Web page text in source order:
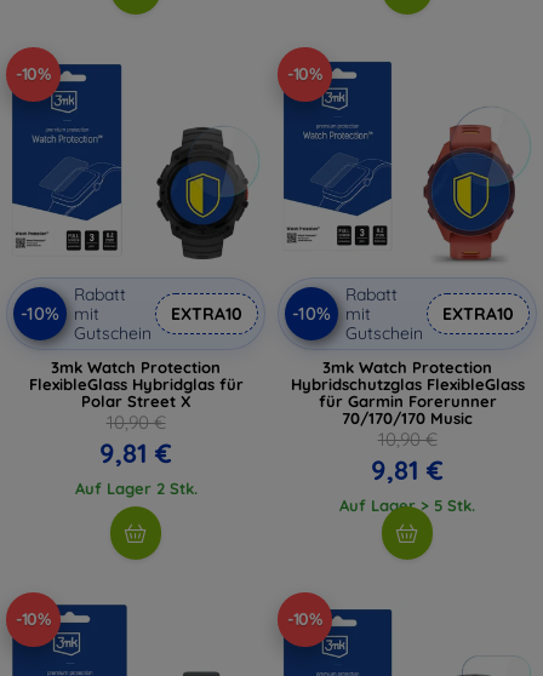
-10%
-10%
Rabatt
mit
Gutschein
EXTRA10
3mk Watch Protection
FlexibleGlass Hybridglas für
Polar Street X
10,90 €
9,81 €
Auf Lager 2 Stk.
-10%
-10%
Rabatt
mit
Gutschein
EXTRA10
3mk Watch Protection
Hybridschutzglas FlexibleGlass
für Garmin Forerunner
70/170/170 Music
10,90 €
9,81 €
Auf Lager > 5 Stk.
-10% -10%